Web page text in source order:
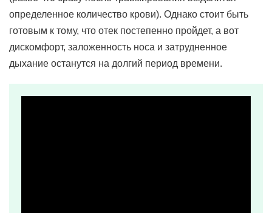
определенное количество крови). Однако стоит быть
готовым к тому, что отек постепенно пройдет, а вот
дискомфорт, заложенность носа и затрудненное
дыхание останутся на долгий период времени.